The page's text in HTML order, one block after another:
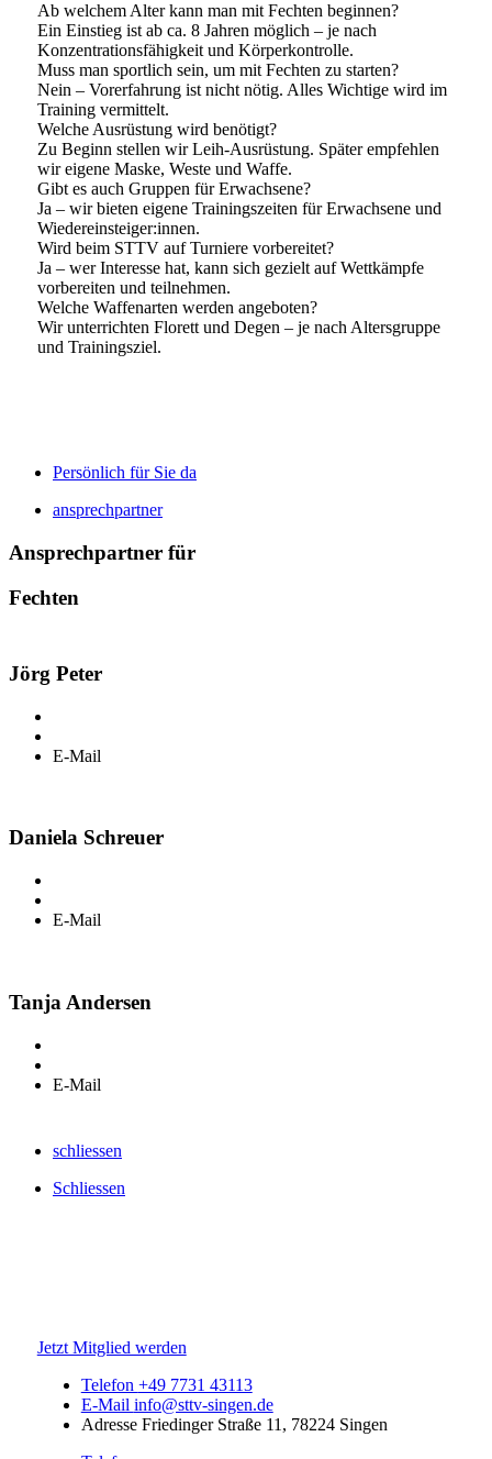
Ab welchem Alter kann man mit Fechten beginnen?
Ein Einstieg ist ab ca. 8 Jahren möglich – je nach
Konzentrationsfähigkeit und Körperkontrolle.
Muss man sportlich sein, um mit Fechten zu starten?
Nein – Vorerfahrung ist nicht nötig. Alles Wichtige wird im
Training vermittelt.
Welche Ausrüstung wird benötigt?
Zu Beginn stellen wir Leih-Ausrüstung. Später empfehlen
wir eigene Maske, Weste und Waffe.
Gibt es auch Gruppen für Erwachsene?
Ja – wir bieten eigene Trainingszeiten für Erwachsene und
Wiedereinsteiger:innen.
Wird beim STTV auf Turniere vorbereitet?
Ja – wer Interesse hat, kann sich gezielt auf Wettkämpfe
vorbereiten und teilnehmen.
Welche Waffenarten werden angeboten?
Wir unterrichten Florett und Degen – je nach Altersgruppe
und Trainingsziel.
Persönlich für Sie da
ansprechpartner
Ansprechpartner für
Fechten
Jörg Peter
E-Mail
Daniela Schreuer
E-Mail
Tanja Andersen
E-Mail
schliessen
Schliessen
Jetzt Mitglied werden
Telefon +49 7731 43113
E-Mail info@sttv-singen.de
Adresse Friedinger Straße 11, 78224 Singen